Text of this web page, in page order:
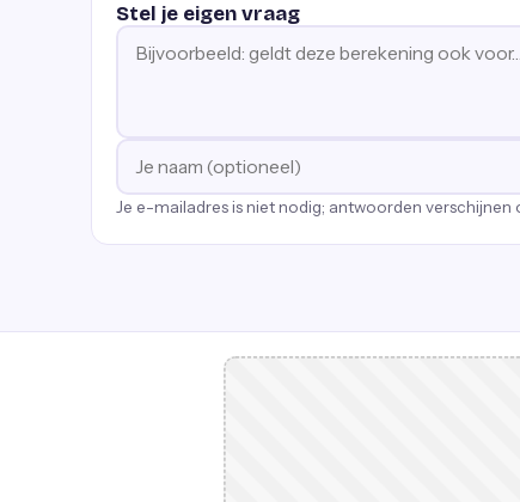
Stel je eigen vraag
Je e-mailadres is niet nodig; antwoorden verschijnen